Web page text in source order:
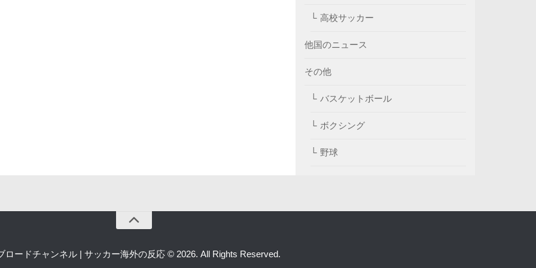
高校サッカー
他国のニュース
その他
バスケットボール
ボクシング
野球
ロードチャンネル | サッカー海外の反応 © 2026. All Rights Reserved.